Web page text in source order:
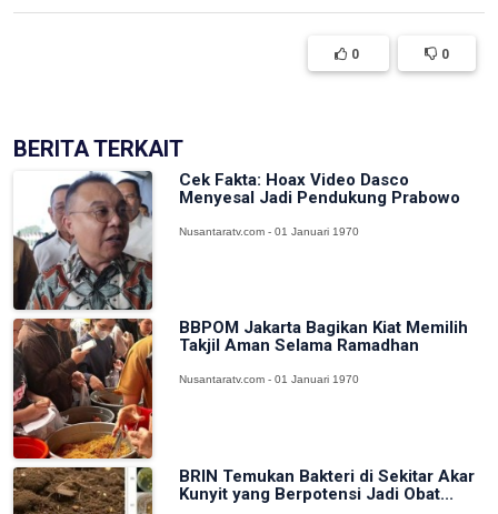
0 0
BERITA TERKAIT
Cek Fakta: Hoax Video Dasco
Menyesal Jadi Pendukung Prabowo
Nusantaratv.com - 01 Januari 1970
BBPOM Jakarta Bagikan Kiat Memilih
Takjil Aman Selama Ramadhan
Nusantaratv.com - 01 Januari 1970
BRIN Temukan Bakteri di Sekitar Akar
Kunyit yang Berpotensi Jadi Obat...